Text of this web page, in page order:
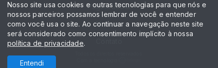
Página Inicial
Notícias
Nosso site usa cookies e outras tecnologias para que nós e
nossos parceiros possamos lembrar de você e entender
como você usa o site. Ao continuar a navegação neste site
será considerado como consentimento implícito à nossa
política de privacidade.
Entendi